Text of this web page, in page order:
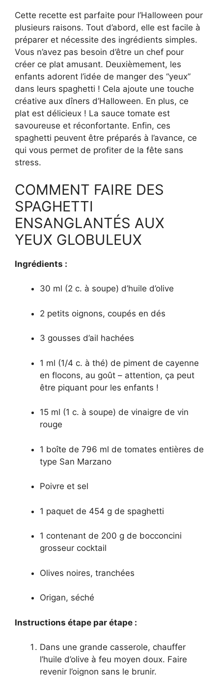
Cette recette est parfaite pour l’Halloween pour
plusieurs raisons. Tout d’abord, elle est facile à
préparer et nécessite des ingrédients simples.
Vous n’avez pas besoin d’être un chef pour
créer ce plat amusant. Deuxièmement, les
enfants adorent l’idée de manger des “yeux”
dans leurs spaghetti ! Cela ajoute une touche
créative aux dîners d’Halloween. En plus, ce
plat est délicieux ! La sauce tomate est
savoureuse et réconfortante. Enfin, ces
spaghetti peuvent être préparés à l’avance, ce
qui vous permet de profiter de la fête sans
stress.
COMMENT FAIRE DES
SPAGHETTI
ENSANGLANTÉS AUX
YEUX GLOBULEUX
Ingrédients :
30 ml (2 c. à soupe) d’huile d’olive
2 petits oignons, coupés en dés
3 gousses d’ail hachées
1 ml (1/4 c. à thé) de piment de cayenne
en flocons, au goût – attention, ça peut
être piquant pour les enfants !
15 ml (1 c. à soupe) de vinaigre de vin
rouge
1 boîte de 796 ml de tomates entières de
type San Marzano
Poivre et sel
1 paquet de 454 g de spaghetti
1 contenant de 200 g de bocconcini
grosseur cocktail
Olives noires, tranchées
Origan, séché
Instructions étape par étape :
Dans une grande casserole, chauffer
l’huile d’olive à feu moyen doux. Faire
revenir l’oignon sans le brunir.